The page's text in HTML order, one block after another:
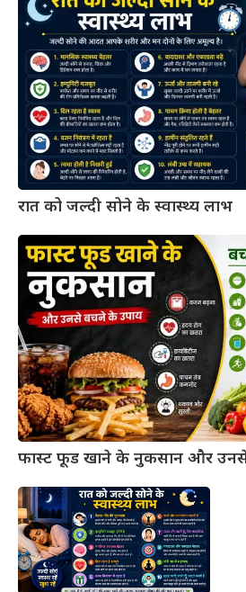
रात को जल्दी सोने के स्वास्थ्य लाभ
फास्ट फूड खाने के नुकसान और